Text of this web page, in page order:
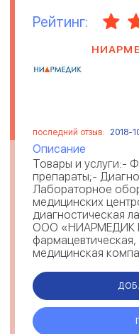
Рейтинг:
последний отзыв: 2018-
Описание
Товары и услуги:-
препараты;-
Лабораторное
медицинских
диагностическая
ООО «НИАРМЕДИК
медицинская